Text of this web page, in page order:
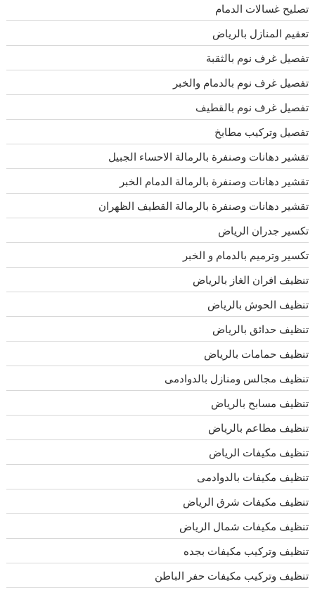
تصليح غسالات الدمام
تعقيم المنازل بالرياض
تفصيل غرف نوم بالثقبة
تفصيل غرف نوم بالدمام والخبر
تفصيل غرف نوم بالقطيف
تفصيل وتركيب مطابخ
تقشير دهانات وصنفرة بالرمالة الاحساء الجبيل
تقشير دهانات وصنفرة بالرمالة الدمام الخبر
تقشير دهانات وصنفرة بالرمالة القطيف الظهران
تكسير جدران الرياض
تكسير وترميم بالدمام و الخبر
تنظيف افران الغاز بالرياض
تنظيف الحوش بالرياض
تنظيف حدائق بالرياض
تنظيف حمامات بالرياض
تنظيف مجالس ومنازل بالدوادمى
تنظيف مسابح بالرياض
تنظيف مطاعم بالرياض
تنظيف مكيفات الرياض
تنظيف مكيفات بالدوادمى
تنظيف مكيفات شرق الرياض
تنظيف مكيفات شمال الرياض
تنظيف وتركيب مكيفات بجده
تنظيف وتركيب مكيفات حفر الباطن